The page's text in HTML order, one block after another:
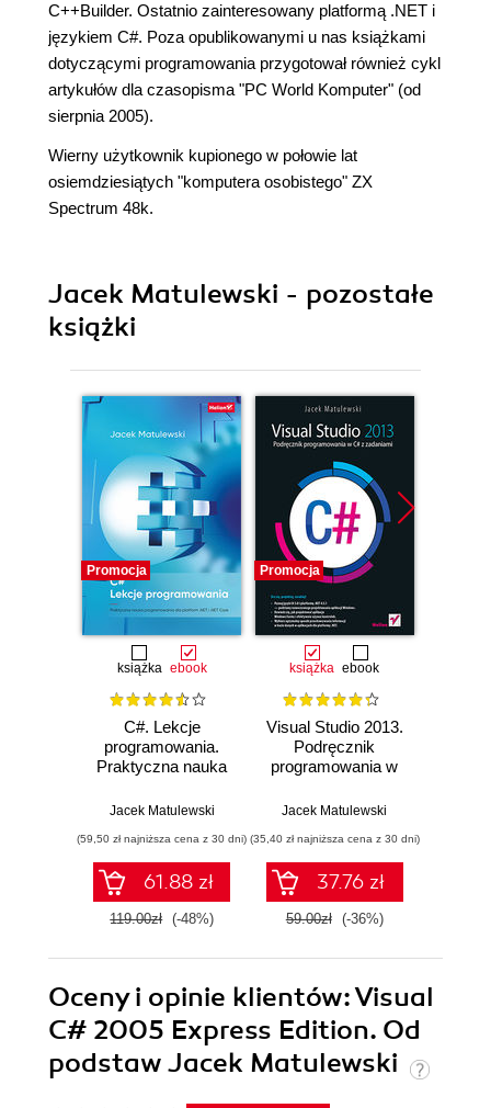
C++Builder. Ostatnio zainteresowany platformą .NET i
językiem C#. Poza opublikowanymi u nas książkami
dotyczącymi programowania przygotował również cykl
artykułów dla czasopisma "PC World Komputer" (od
sierpnia 2005).
Wierny użytkownik kupionego w połowie lat
osiemdziesiątych "komputera osobistego" ZX
Spectrum 48k.
Jacek Matulewski - pozostałe
książki
Promocja
książka ebook
C#. Lekcje
programowania.
Praktyczna nauka
platform .NET i
Jacek Matulewski
(59,50 zł najniższa cena z 30 dni)
61.88 zł
119.00zł (-48%)
Promocja
książka ebook
Visual Studio 2013.
Podręcznik
programowania w
Jacek Matulewski
(35,40 zł najniższa cena z 30 dni)
37.76 zł
59.00zł (-36%)
Oceny i opinie klientów: Visual
C# 2005 Express Edition. Od
podstaw Jacek Matulewski